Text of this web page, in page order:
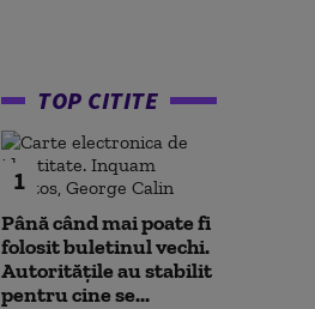
TOP CITITE
1
Până când mai poate fi
folosit buletinul vechi.
Autoritățile au stabilit
pentru cine se...